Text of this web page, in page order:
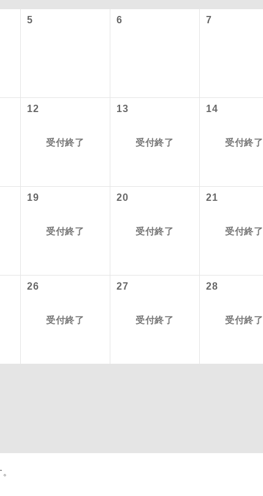
5 6 7
12
受付終了
13
受付終了
14
受付終了
19
受付終了
20
受付終了
21
受付終了
26
受付終了
27
受付終了
28
受付終了
るご案内
旅行運賃」を利用したツアーです。
席状況によって料金が変動いたします。
済のみとなります。
、コールセンター及びカウンターでのお申し込みはできま
地到着空港（駅）から最終日出発空港（駅）まで添乗員が
行します。
スガイドが乗務し、車内での観光案内があります。
ネスコに登録されている文化遺産や自然遺産を訪ねるコー
景スポットに立ち寄るコースです。
宿泊ホテルに大浴場が付いています。
。（機内食を除く）